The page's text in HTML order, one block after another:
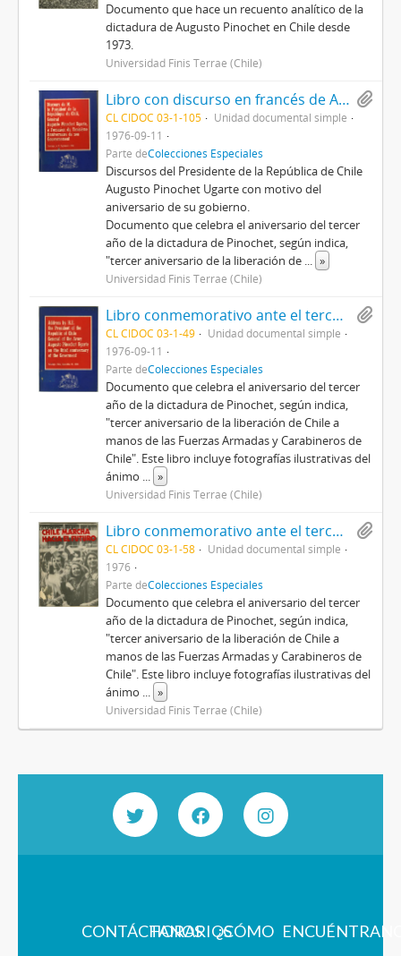
Documento que hace un recuento analítico de la
dictadura de Augusto Pinochet en Chile desde
1973.
Universidad Finis Terrae (Chile)
Libro con discurso en francés de Augusto Pinochet, con motivo de la conmemoración del tercer aniversario del Gobierno, titulado Discours de M. le Président de la République du Chilí, Général Augusto Pinochet Ugarte, à l'occasion du Troisième Anniversaire de son Gouvernement
CL CIDOC 03-1-105
Unidad documental simple
1976-09-11
Parte deColecciones Especiales
Discursos del Presidente de la República de Chile
Augusto Pinochet Ugarte con motivo del
aniversario de su gobierno.
Documento que celebra el aniversario del tercer
año de la dictadura de Pinochet, según indica,
"tercer aniversario de la liberación de ... »
Universidad Finis Terrae (Chile)
Libro conmemorativo ante el tercer aniversario del gobierno de Augusot Pinochet, titulado Adress by H.E. the President of the Republic of Chile General of the Army Augusto Pinochet Ugarte on the third anniversary oh the Goverment
CL CIDOC 03-1-49
Unidad documental simple
1976-09-11
Parte deColecciones Especiales
Documento que celebra el aniversario del tercer
año de la dictadura de Pinochet, según indica,
"tercer aniversario de la liberación de Chile a
manos de las Fuerzas Armadas y Carabineros de
Chile". Este libro incluye fotografías ilustrativas del
ánimo ... »
Universidad Finis Terrae (Chile)
Libro conmemorativo ante el tercer aniversario del gobierno de Augusot Pinochet, titulado Chile marcha hacia el futuro
CL CIDOC 03-1-58
Unidad documental simple
1976
Parte deColecciones Especiales
Documento que celebra el aniversario del tercer
año de la dictadura de Pinochet, según indica,
"tercer aniversario de la liberación de Chile a
manos de las Fuerzas Armadas y Carabineros de
Chile". Este libro incluye fotografías ilustrativas del
ánimo ... »
Universidad Finis Terrae (Chile)
CONTÁCTANOS
HORARIOS¿CÓMO